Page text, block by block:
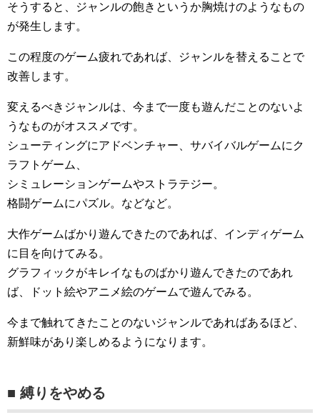
そうすると、ジャンルの飽きというか胸焼けのようなもの
が発生します。
この程度のゲーム疲れであれば、ジャンルを替えることで
改善します。
変えるべきジャンルは、今まで一度も遊んだことのないよ
うなものがオススメです。
シューティングにアドベンチャー、サバイバルゲームにク
ラフトゲーム、
シミュレーションゲームやストラテジー。
格闘ゲームにパズル。などなど。
大作ゲームばかり遊んできたのであれば、インディゲーム
に目を向けてみる。
グラフィックがキレイなものばかり遊んできたのであれ
ば、ドット絵やアニメ絵のゲームで遊んでみる。
今まで触れてきたことのないジャンルであればあるほど、
新鮮味があり楽しめるようになります。
■ 縛りをやめる